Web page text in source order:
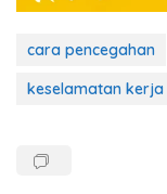
cara pencegahan
keselamatan kerja